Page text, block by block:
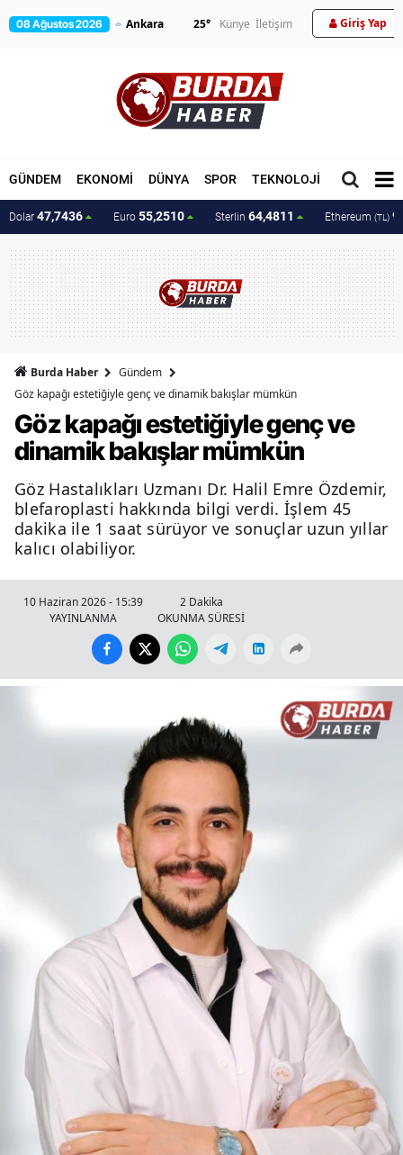
08 Ağustos 2026 25° Künye İletişim Giriş Yap
GÜNDEM EKONOMİ DÜNYA SPOR TEKNOLOJİ MAGAZİN
Dolar 47,7436 Euro 55,2510 Sterlin 64,4811 Ethereum (TL)
Burda Haber
Gündem
Göz kapağı estetiğiyle genç ve dinamik bakışlar mümkün
Göz kapağı estetiğiyle genç ve
dinamik bakışlar mümkün
Göz Hastalıkları Uzmanı Dr. Halil Emre Özdemir,
blefaroplasti hakkında bilgi verdi. İşlem 45
dakika ile 1 saat sürüyor ve sonuçlar uzun yıllar
kalıcı olabiliyor.
10 Haziran 2026 - 15:39
YAYINLANMA
2 Dakika
OKUNMA SÜRESİ